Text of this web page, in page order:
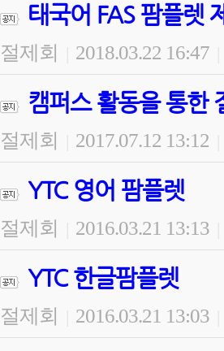
태국어 FAS 팜플렛
절제회 2018.03.22 16:47
캠퍼스 활동을 통한
절제회 2017.07.12 13:12
YTC 영어 팜플렛
절제회 2016.03.21 13:13
YTC 한글팜플렛
절제회 2016.03.21 13:03